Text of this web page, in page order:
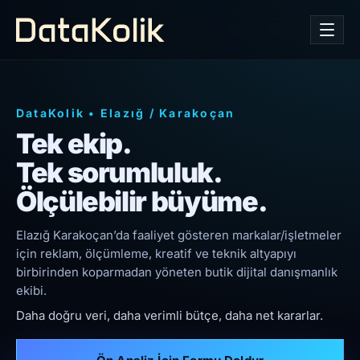
DataKolik • Elazığ / Karakoçan
Tek ekip.
Tek sorumluluk.
Ölçülebilir büyüme.
Elazığ Karakoçan’da faaliyet gösteren markalar/işletmeler
için reklam, ölçümleme, kreatif ve teknik altyapıyı
birbirinden koparmadan yöneten butik dijital danışmanlık
ekibi.
Daha doğru veri, daha verimli bütçe, daha net kararlar.